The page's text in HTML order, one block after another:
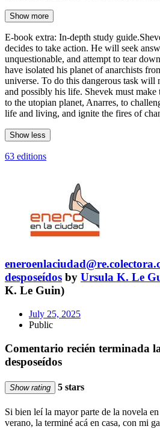
Show more
E-book extra: In-depth study
decides to take action. He will seek
unquestionable, and attempt to tear
have isolated his planet of anarchists
universe. To do this dangerous task
and possibly his life. Shevek must make
to the utopian planet, Anarres, to
life and living, and ignite the fires of
Show less
63 editions
desposeídos by Ursula K. Le
K. Le Guin)
July 25, 2025
Public
Comentario recién terminada
desposeídos
Show rating 5 stars
Si bien leí la mayor parte de la novela
verano, la terminé acá en casa, con mi